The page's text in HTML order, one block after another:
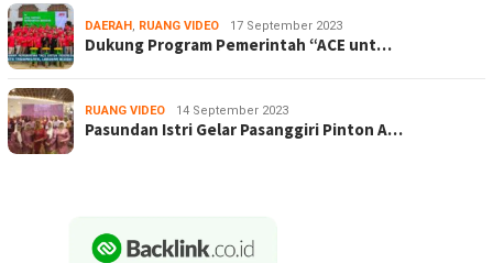
DAERAH, RUANG VIDEO 17 September 2023
Dukung Program Pemerintah “ACE unt…
RUANG VIDEO 14 September 2023
Pasundan Istri Gelar Pasanggiri Pinton A…